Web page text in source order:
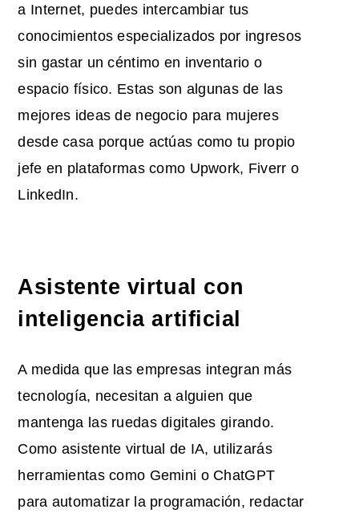
a Internet, puedes intercambiar tus
conocimientos especializados por ingresos
sin gastar un céntimo en inventario o
espacio físico. Estas son algunas de las
mejores ideas de negocio para mujeres
desde casa porque actúas como tu propio
jefe en plataformas como Upwork, Fiverr o
LinkedIn.
Asistente virtual con
inteligencia artificial
A medida que las empresas integran más
tecnología, necesitan a alguien que
mantenga las ruedas digitales girando.
Como asistente virtual de IA, utilizarás
herramientas como Gemini o ChatGPT
para automatizar la programación, redactar